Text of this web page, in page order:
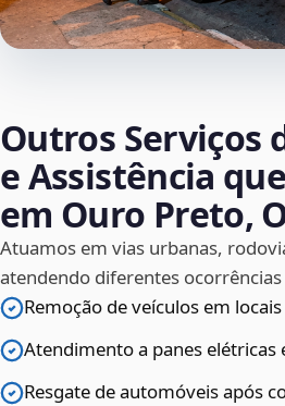
Outros Serviços
e Assistência
em Ouro Preto,
Atuamos em vias urbanas,
atendendo diferentes
Remoção de veículos em
Atendimento a panes elétricas
Resgate de automóveis após